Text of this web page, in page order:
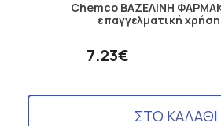
Chemco ΒΑΖΕΛΙΝΗ
επαγγελματική
7.23€
ΣΤΟ ΚΑΛΑΘΙ